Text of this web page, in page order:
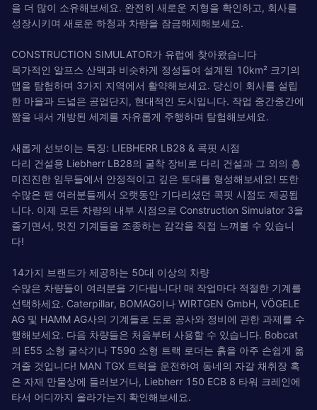
을 더 많이 소유해보세요. 완전히 새로운 지형을 확인하고, 회사를
성장시키며 새로운 하청과 차량을 잠금해제해보세요.
CONSTRUCTION SIMULATOR가 유럽에 찾아왔습니다
목가적인 알프스 산맥과 비슷하게 정성들여 설계된 10km² 크기의
맵을 탐험하며 3가지 지역에서 활약해보세요. 당신이 회사를 설립
한 마을과 드넓은 공업단지, 현대적인 도시입니다. 작업 중간중간에
짬을 내서 개방된 세계를 자유롭게 주행하며 탐험해보세요.
새롭게 선보이는 특징: LIEBHERR LB28 & 콕핏 시점
다리 건설용 Liebherr LB28의 굴착 장비로 다리 건설과 그 외의 흥
미진진한 임무들에서 안정적이고 깊은 토대를 형성해보세요! 또한
수많은 팬 여러분들께서 오랫동안 기다리셨던 콕핏 시점도 제공됩
니다. 이제 모든 차량의 내부 시점으로 Construction Simulator 3을
즐기면서, 멋진 기계들을 조종하는 감각을 직접 느껴볼 수 있습니
다!
14가지 브랜드가 제공하는 50대 이상의 차량
수많은 차량들이 여러분을 기다립니다! 매 작업마다 적절한 기계를
선택하세요. Caterpillar, BOMAG이나 WIRTGEN GmbH, VÖGELE
AG 및 HAMM AG사의 기계들로 도로 공사와 정비에 관한 과제를 수
행해보세요. 다음 차량들은 처음부터 사용할 수 있습니다. Bobcat
의 E55 소형 굴삭기나 T590 소형 트랙 로더는 흙을 아주 손쉽게 옮
겨줄 것입니다! MAN TGX 트럭을 운전하여 동네의 자갈 채취장 혹
은 자재 만물상에 들러보거나, Liebherr 150 ECB 8 타워 크레인에
타서 어디까지 올라가는지 확인해보세요.